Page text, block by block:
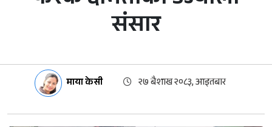
संसार
माया केसी २७ बैशाख २०८३, आइतबार